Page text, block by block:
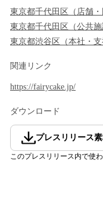
東京都千代田区 （ 店舗
東京都千代田区 （公共
東京都渋谷区 （本社・支
関連リンク
https://fairycake.jp/
ダウンロード
プレスリリース
このプレスリリース内で使